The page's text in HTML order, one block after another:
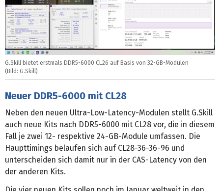
G.Skill bietet erstmals DDR5-6000 CL26 auf Basis von 32-GB-Modulen
(Bild: G.Skill)
Neuer DDR5-6000 mit CL28
Neben den neuen Ultra-Low-Latency-Modulen stellt G.Skill
auch neue Kits nach DDR5-6000 mit CL28 vor, die in diesem
Fall je zwei 12- respektive 24-GB-Module umfassen. Die
Haupttimings belaufen sich auf CL28-36-36-96 und
unterscheiden sich damit nur in der CAS-Latency von den
der anderen Kits.